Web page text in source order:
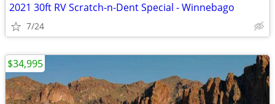
2021 30ft RV Scratch-n-Dent Special - Winnebago
7/24
$34,995